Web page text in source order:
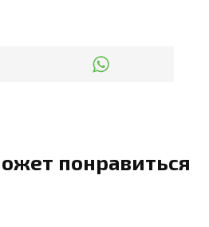
понравиться